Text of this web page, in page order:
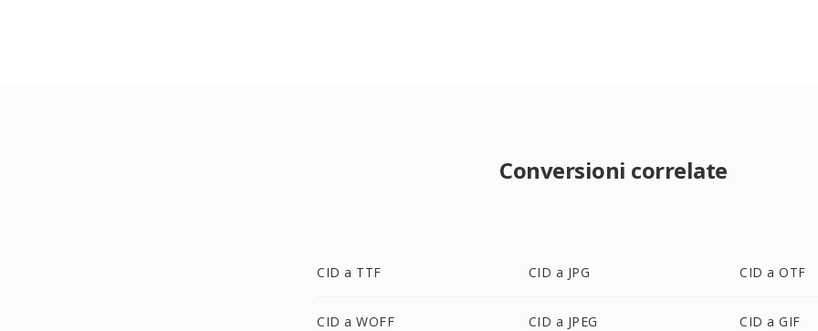
Conversioni correlate
CID a TTF CID a JPG CID a OTF
CID a WOFF CID a JPEG CID a GIF